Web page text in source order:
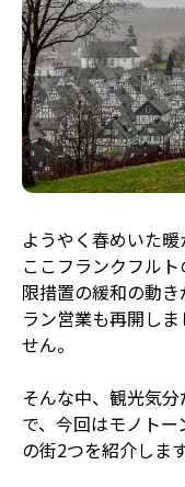
ようやく春めいた暖
ここフランクフル
限措置の緩和の動
ラン営業も再開し
せん。
そんな中、観光気
で、今回はモノト
の街2つを紹介します